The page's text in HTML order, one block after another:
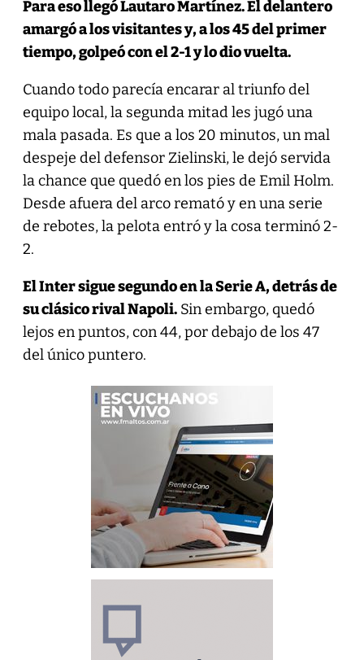
Para eso llegó Lautaro Martínez. El delantero
amargó a los visitantes y, a los 45 del primer
tiempo, golpeó con el 2-1 y lo dio vuelta.
Cuando todo parecía encarar al triunfo del
equipo local, la segunda mitad les jugó una
mala pasada. Es que a los 20 minutos, un mal
despeje del defensor Zielinski, le dejó servida
la chance que quedó en los pies de Emil Holm.
Desde afuera del arco remató y en una serie
de rebotes, la pelota entró y la cosa terminó 2-
2.
El Inter sigue segundo en la Serie A, detrás de
su clásico rival Napoli.Sin embargo, quedó
lejos en puntos, con 44, por debajo de los 47
del único puntero.